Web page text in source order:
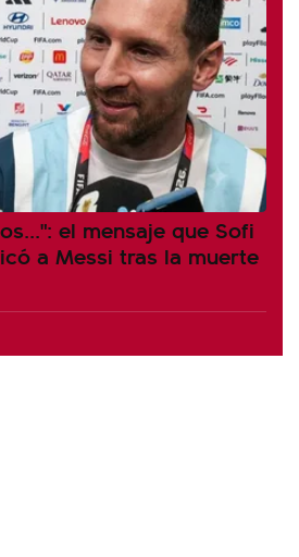
el mensaje que Sofi
a Messi tras la muerte